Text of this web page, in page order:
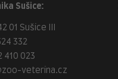
Sušice:
01 Sušice III
332
410 023
veterina.cz